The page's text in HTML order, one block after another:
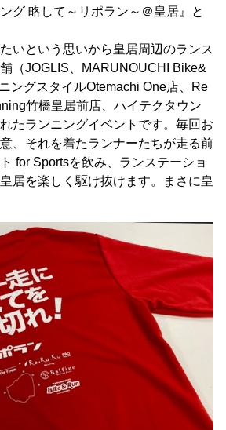
グ 略して～リポラン～＠皇居』と
いという思いから皇居周辺のランス
（JOGLIS、MARUNOUCHI Bike&
ングスタイルOtemachi One店、Re
竹橋皇居前店、ハイテクタウン
たランニングイベントです。毎回お
、それを着たランナーたちが走る前
for Sportsを飲み、ランステーショ
居を楽しく駆け抜けます。まさに皇